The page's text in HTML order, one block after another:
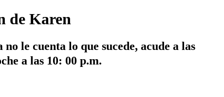
de Karen
le cuenta lo que sucede, acude a las
a las 10: 00 p.m.